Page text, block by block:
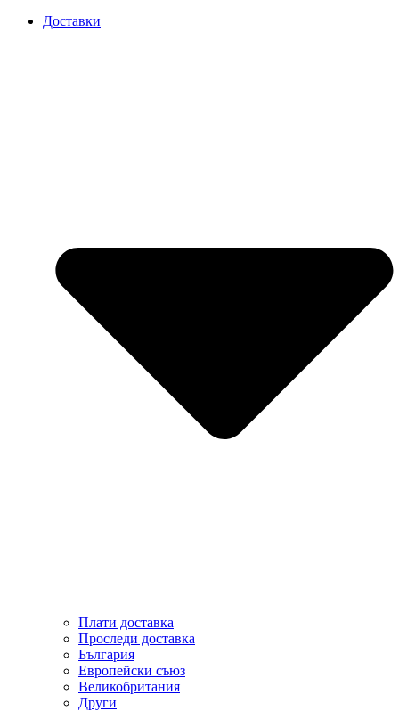
Доставки
Плати доставка
Проследи доставка
България
Европейски съюз
Великобритания
Други